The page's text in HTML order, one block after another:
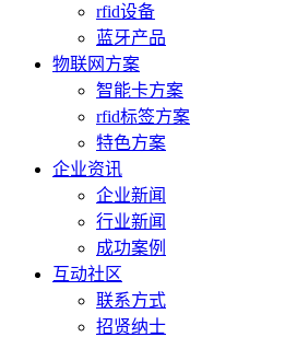
rfid设备
蓝牙产品
物联网方案
智能卡方案
rfid标签方案
特色方案
企业资讯
企业新闻
行业新闻
成功案例
互动社区
联系方式
招贤纳士